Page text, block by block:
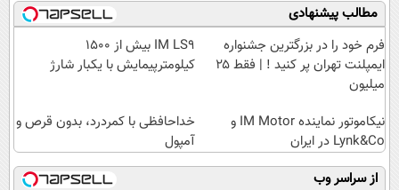
مطالب پیشنهادی
فرم خود را در بزرگترین جشنواره
ایمپلنت تهران پر کنید ! | فقط ۲۵
میلیون
IM LS9 بیش از 1500
کیلومترپیمایش با یکبار شارژ
نیکاموتور نماینده IM Motor و
Lynk&Co در ایران
خداحافظی با کمردرد، بدون قرص و
آمپول
از سراسر وب